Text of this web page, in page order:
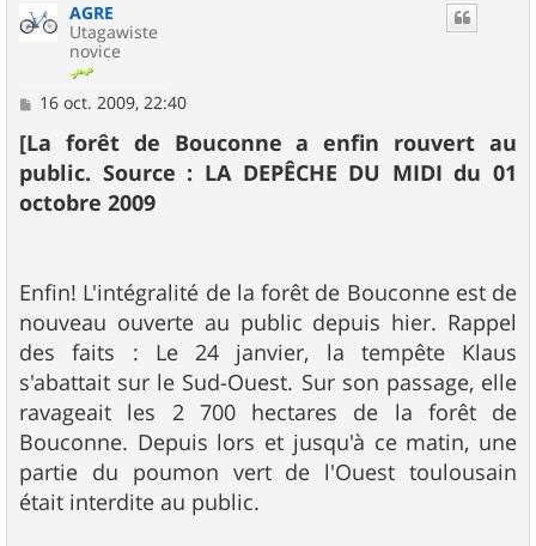
AGRE
Utagawiste
novice
M
s
s
a
g
e
16 oct. 2009, 22:40
[La forêt de Bouconne a enfin rouvert au
public. Source : LA DEPÊCHE DU MIDI du 01
octobre 2009
Enfin! L'intégralité de la forêt de Bouconne est de
nouveau ouverte au public depuis hier. Rappel
des faits : Le 24 janvier, la tempête Klaus
s'abattait sur le Sud-Ouest. Sur son passage, elle
ravageait les 2 700 hectares de la forêt de
Bouconne. Depuis lors et jusqu'à ce matin, une
partie du poumon vert de l'Ouest toulousain
était interdite au public.